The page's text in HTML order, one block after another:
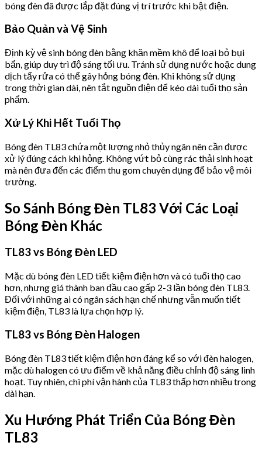
bóng đèn đã được lắp đặt đúng vị trí trước khi bật điện.
Bảo Quản và Vệ Sinh
Định kỳ vệ sinh bóng đèn bằng khăn mềm khô để loại bỏ bụi
bẩn, giúp duy trì độ sáng tối ưu. Tránh sử dụng nước hoặc dung
dịch tẩy rửa có thể gây hỏng bóng đèn. Khi không sử dụng
trong thời gian dài, nên tắt nguồn điện để kéo dài tuổi thọ sản
phẩm.
Xử Lý Khi Hết Tuổi Thọ
Bóng đèn TL83 chứa một lượng nhỏ thủy ngân nên cần được
xử lý đúng cách khi hỏng. Không vứt bỏ cùng rác thải sinh hoạt
mà nên đưa đến các điểm thu gom chuyên dụng để bảo vệ môi
trường.
So Sánh Bóng Đèn TL83 Với Các Loại
Bóng Đèn Khác
TL83 vs Bóng Đèn LED
Mặc dù bóng đèn LED tiết kiệm điện hơn và có tuổi thọ cao
hơn, nhưng giá thành ban đầu cao gấp 2-3 lần bóng đèn TL83.
Đối với những ai có ngân sách hạn chế nhưng vẫn muốn tiết
kiệm điện, TL83 là lựa chọn hợp lý.
TL83 vs Bóng Đèn Halogen
Bóng đèn TL83 tiết kiệm điện hơn đáng kể so với đèn halogen,
mặc dù halogen có ưu điểm về khả năng điều chỉnh độ sáng linh
hoạt. Tuy nhiên, chi phí vận hành của TL83 thấp hơn nhiều trong
dài hạn.
Xu Hướng Phát Triển Của Bóng Đèn
TL83